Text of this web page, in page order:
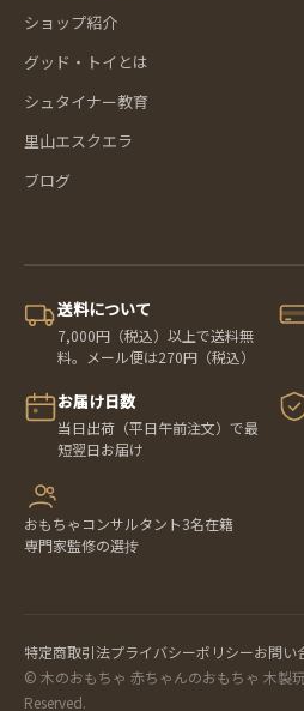
ショップ紹介
グッド・トイとは
シュタイナー教育
里山エスクエラ
ブログ
送料について
7,000円（税込）以上で送料無
料。メール便は270円（税込）
お届け日数
当日出荷（平日午前注文）で最
短翌日お届け
おもちゃコンサルタント3名在籍
専門家監修の選抟
特定商取引法プライバシーポリシーお問い
© 木のおもちゃ 赤ちゃんのおもちゃ 木製
Reserved.